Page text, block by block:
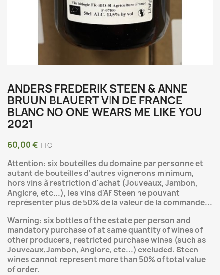
ANDERS FREDERIK STEEN & ANNE
BRUUN BLAUERT VIN DE FRANCE
BLANC NO ONE WEARS ME LIKE YOU
2021
60,00 €TTC
Attention: six bouteilles du domaine par personne et
autant de bouteilles d'autres vignerons minimum,
hors vins à restriction d'achat (Jouveaux, Jambon,
Anglore, etc...), les vins d'AF Steen ne pouvant
représenter plus de 50% de la valeur de la commande...
Warning: six bottles of the estate per person and
mandatory purchase of at same quantity of wines of
other producers, restricted purchase wines (such as
Jouveaux,Jambon, Anglore, etc...) excluded. Steen
wines cannot represent more than 50% of total value
of order.